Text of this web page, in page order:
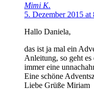
Mimi K.
5. Dezember 2015 at
Hallo Daniela,
das ist ja mal ein
Anleitung, so geht es
immer eine
Eine schöne
Liebe Grüße Miriam